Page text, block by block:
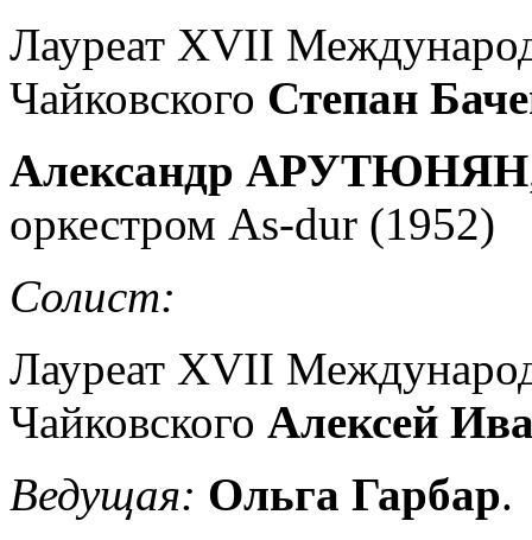
Лауреат XVII
Чайковского Степан
Александр АРУТЮНЯН
оркестром As-dur (1952)
Солист:
Лауреат XVII
Чайковского Алексей
Ведущая: Ольга Гарбар.